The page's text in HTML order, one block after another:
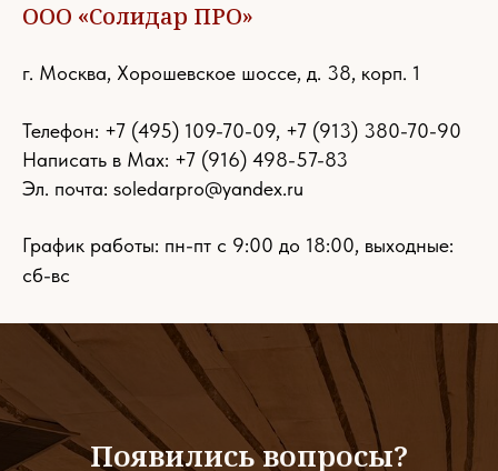
ООО «Солидар ПРО»
г. Москва, Хорошевское шоссе, д. 38, корп. 1
Телефон: +7 (495) 109-70-09, +7 (913) 380-70-90
Написать в Max: +7 (916) 498-57-83
Эл. почта: soledarpro@yandex.ru
График работы: пн-пт с 9:00 до 18:00, выходные:
сб-вс
Появились вопросы?